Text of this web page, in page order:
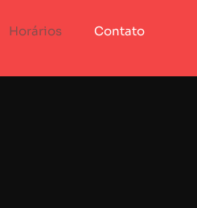
Horários Contato